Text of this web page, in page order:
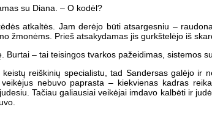
su Diana. – O kodėl?
atkaltės. Jam derėjo būti atsargesniu –
žmonėms. Prieš atsakydamas jis gurkštelėjo iš
– tai teisingos tvarkos pažeidimas, sistemos
reiškinių specialistu, tad Sandersas galėjo ir
nebuvo paprasta – kiekvienas kadras
Tačiau galiausiai veikėjai imdavo kalbėti ir